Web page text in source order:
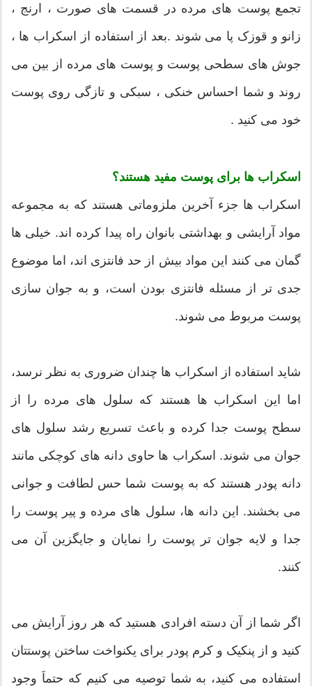
تجمع پوست های مرده در قسمت های صورت ، ارنج ،
زانو و قوزک پا می شوند .بعد از استفاده از اسکراب ها ،
جوش های سطحی پوست و پوست های مرده از بین می
روند و شما احساس خنکی ، سبکی و تازگی روی پوست
خود می کنید .
اسکراب ها برای پوست مفید هستند؟
اسکراب ها جزء آخرین ملزوماتی هستند که به مجموعه
مواد آرایشی و بهداشتی بانوان راه پیدا کرده اند. خیلی ها
گمان می کنند این مواد بیش از حد فانتزی اند، اما موضوع
جدی تر از مسئله فانتزی بودن است، و به جوان سازی
پوست مربوط می شوند.
شاید استفاده از اسکراب ها چندان ضروری به نظر نرسد،
اما این اسکراب ها هستند که سلول های مرده را از
سطح پوست جدا کرده و باعث تسریع رشد سلول های
جوان می شوند. اسکراب ها حاوی دانه های کوچکی مانند
دانه پودر هستند که به پوست شما حس لطافت و جوانی
می بخشند. این دانه ها، سلول های مرده و پیر پوست را
جدا و لایه جوان تر پوست را نمایان و جایگزین آن می
کنند.
اگر شما از آن دسته افرادی هستید که هر روز آرایش می
کنید و از پنکیک و کرم پودر برای یکنواخت ساختن پوستتان
استفاده می کنید، به شما توصیه می کنیم که حتماَ وجود